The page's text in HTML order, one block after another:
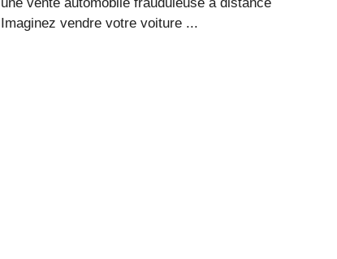
Imaginez vendre votre voiture ...